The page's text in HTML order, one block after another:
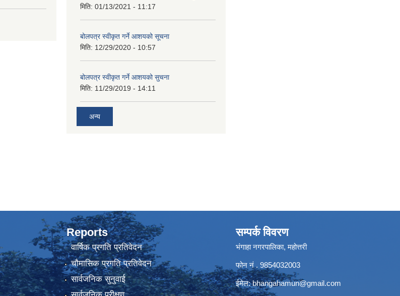
मिति: 01/13/2021 - 11:17
बोलपत्र स्वीकृत गर्ने आशयको सूचना
मिति: 12/29/2020 - 10:57
बोलपत्र स्वीकृत गर्ने आशयको सुचना
मिति: 11/29/2019 - 14:11
अन्य
Reports
वार्षिक प्रगति प्रतिवेदन
चौमासिक प्रगति प्रतिवेदन
सार्वजनिक सुनुवाई
सम्पर्क विवरण
भंगाहा नगरपालिका, महोत्तरी
फोन नं . 9854032003
ईमेल:bhangahamun@gmail.com